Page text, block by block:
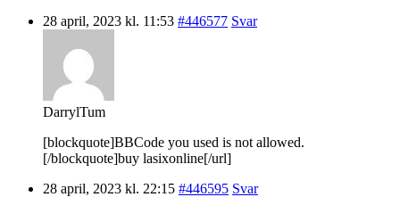
28 april, 2023 kl. 11:53 #446577 Svar
DarrylTum
[blockquote]BBCode you used is not allowed.
[/blockquote]buy lasixonline[/url]
28 april, 2023 kl. 22:15 #446595 Svar